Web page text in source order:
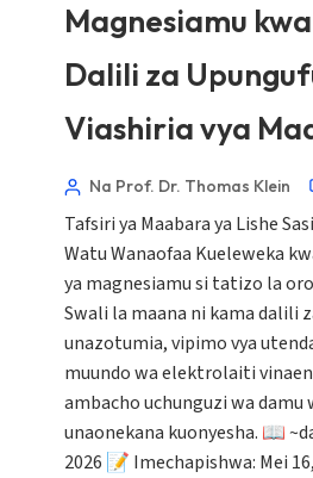
Magnesiamu
Dalili za
Viashiria vya
Na Prof. Dr. Thomas Klein
Tafsiri ya Maabara ya Lishe
Watu Wanaofaa Kueleweka
ya magnesiamu si tatizo la
Swali la maana ni kama dalili
unazotumia, vipimo vya
muundo wa elektrolaiti
ambacho uchunguzi wa damu
unaonekana kuonyesha. 📖
2026 📝 Imechapishwa: Mei